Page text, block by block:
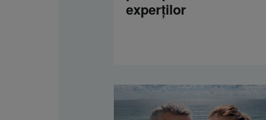
experților